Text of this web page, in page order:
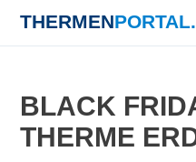
THERMEN
BLACK
THERME